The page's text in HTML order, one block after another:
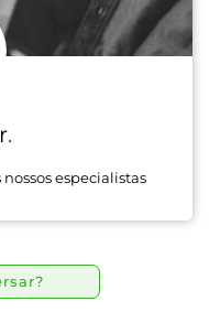
.
especialistas